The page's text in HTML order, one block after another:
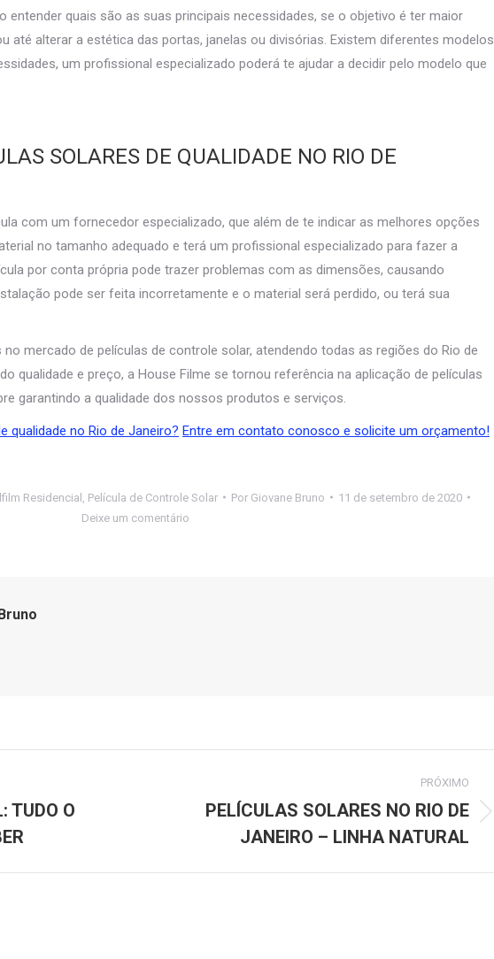
entender quais são as suas principais necessidades, se o objetivo é ter maior
até alterar a estética das portas, janelas ou divisórias. Existem diferentes modelos
um profissional especializado poderá te ajudar a decidir pelo modelo que
SOLARES DE QUALIDADE NO RIO DE
com um fornecedor especializado, que além de te indicar as melhores opções
no tamanho adequado e terá um profissional especializado para fazer a
por conta própria pode trazer problemas com as dimensões, causando
pode ser feita incorretamente e o material será perdido, ou terá sua
mercado de películas de controle solar, atendendo todas as regiões do Rio de
qualidade e preço, a House Filme se tornou referência na aplicação de películas
garantindo a qualidade dos nossos produtos e serviços.
qualidade no Rio de Janeiro? Entre em contato conosco e solicite um orçamento!
Residencial Película de Controle Solar Por Giovane Bruno
11 de setembro de 2020
Deixe um comentário
TUDO O
PRÓXIMO
Próximo
PELÍCULAS SOLARES NO RIO DE
JANEIRO – LINHA NATURAL